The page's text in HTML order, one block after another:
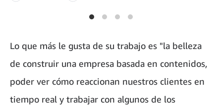
Lo que más le gusta de su trabajo es "la belleza
de construir una empresa basada en contenidos,
poder ver cómo reaccionan nuestros clientes en
tiempo real y trabajar con algunos de los